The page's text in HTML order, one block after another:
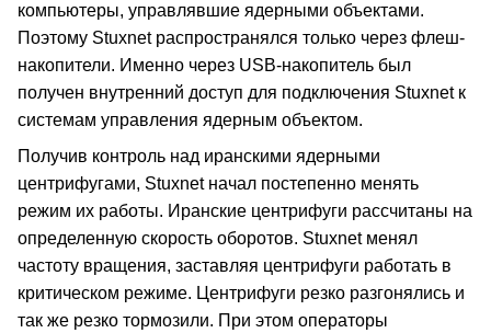
компьютеры, управлявшие ядерными объектами.
Поэтому Stuxnet распространялся только через флеш-
накопители. Именно через USB-накопитель был
получен внутренний доступ для подключения Stuxnet к
системам управления ядерным объектом.
Получив контроль над иранскими ядерными
центрифугами, Stuxnet начал постепенно менять
режим их работы. Иранские центрифуги рассчитаны на
определенную скорость оборотов. Stuxnet менял
частоту вращения, заставляя центрифуги работать в
критическом режиме. Центрифуги резко разгонялись и
так же резко тормозили. При этом операторы